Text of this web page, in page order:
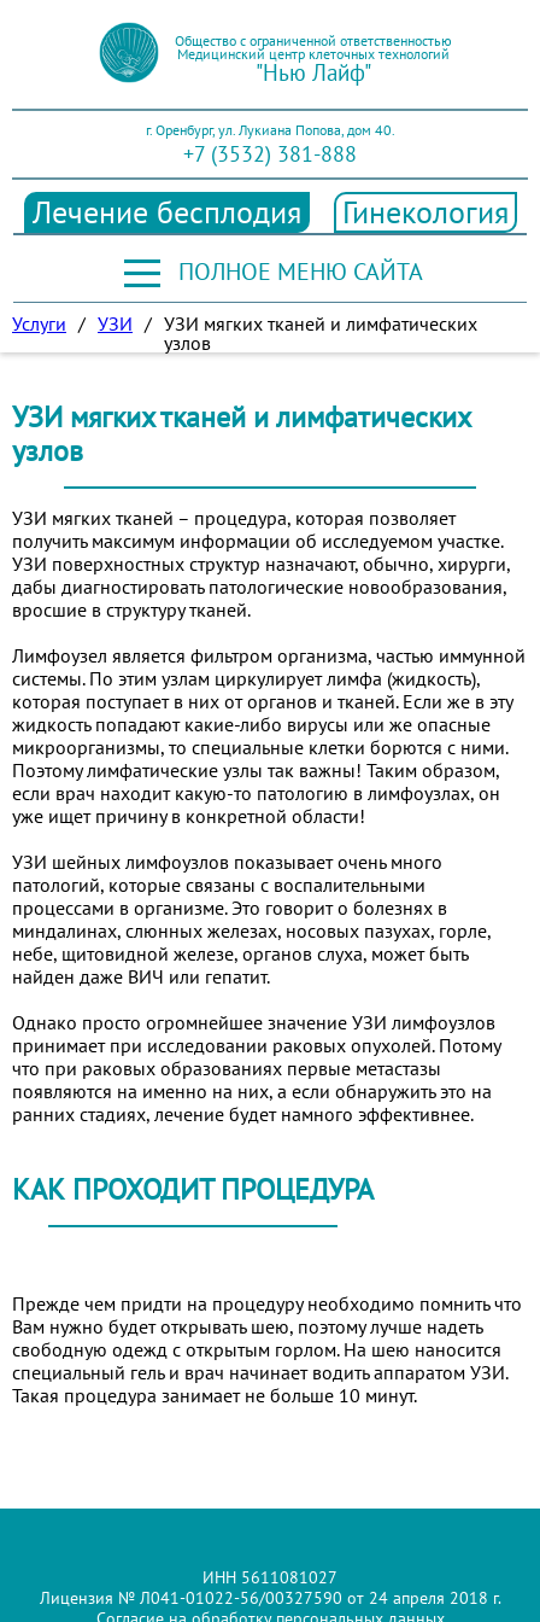
Общество с ограниченной ответственностью
Медицинский центр клеточных технологий
"Нью Лайф"
г. Оренбург, ул. Лукиана Попова, дом 40.
+7 (3532) 381-888
Лечение бесплодия Гинекология
ПОЛНОЕ МЕНЮ САЙТА
Услуги / УЗИ / УЗИ мягких тканей и лимфатических
узлов
УЗИ мягких тканей и лимфатических
узлов
УЗИ мягких тканей – процедура, которая позволяет
получить максимум информации об исследуемом участке.
УЗИ поверхностных структур назначают, обычно, хирурги,
дабы диагностировать патологические новообразования,
вросшие в структуру тканей.
Лимфоузел является фильтром организма, частью иммунной
системы. По этим узлам циркулирует лимфа (жидкость),
которая поступает в них от органов и тканей. Если же в эту
жидкость попадают какие-либо вирусы или же опасные
микроорганизмы, то специальные клетки борются с ними.
Поэтому лимфатические узлы так важны! Таким образом,
если врач находит какую-то патологию в лимфоузлах, он
уже ищет причину в конкретной области!
УЗИ шейных лимфоузлов показывает очень много
патологий, которые связаны с воспалительными
процессами в организме. Это говорит о болезнях в
миндалинах, слюнных железах, носовых пазухах, горле,
небе, щитовидной железе, органов слуха, может быть
найден даже ВИЧ или гепатит.
Однако просто огромнейшее значение УЗИ лимфоузлов
принимает при исследовании раковых опухолей. Потому
что при раковых образованиях первые метастазы
появляются на именно на них, а если обнаружить это на
ранних стадиях, лечение будет намного эффективнее.
КАК ПРОХОДИТ ПРОЦЕДУРА
Прежде чем придти на процедуру необходимо помнить что
Вам нужно будет открывать шею, поэтому лучше надеть
свободную одежд с открытым горлом. На шею наносится
специальный гель и врач начинает водить аппаратом УЗИ.
Такая процедура занимает не больше 10 минут.
ИНН 5611081027
Лицензия № Л041-01022-56/00327590 от 24 апреля 2018 г.